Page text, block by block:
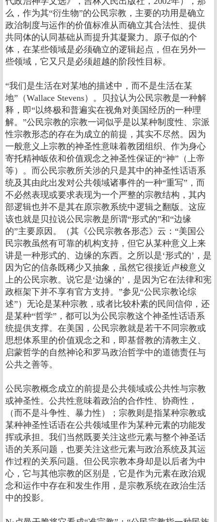
么，作为其“衍生物”的公民宗教，主要的功用是确立
政治制度与运作的价值标准从而确立其合法性、提供
共同体的认同基础从而提升其凝聚力。原子似的个
体，在某些领域是必须确立的逻辑起点，但在另外一
些领域，它又只是必须超越的阶段性目标。
“我们是生活在对某地的描述中，而不是生活在某
地”（Wallace Stevens）。贝拉认为公民宗教是一种解
释，即“以终极和普遍实在视角对美国经历的一种理
解。”公民宗教的宗教一词似乎是以某种制度性、宗派
性宗教形态的存在为成立的前提，其实不尽然。因为
一般意义上宗教的神圣性意味着教团组织、作为身心
寄托精神皈依和价值观念之神圣性保证的“神”（上帝
等）。而公民宗教所关涉的只是其中的神圣性话语系
统及其由此出发对公共领域诸事件的一种“重写”，而
不必然表现或要求表现为一个严整的宗教结构，其内
部逻辑也并不是其在原宗教系统中逻辑之翻版。这应
该也就是贝拉说公民宗教是所谓“形式的”和“边缘
的”主要原因。（其《公民宗教各形态》云：“美国公
民宗教虽然有可靠的机构支持，但它从某种意义上来
讲是一种形式的、边缘的东西。之所以是‘形式的’，是
因为它的信条既稀少又抽象，虽然它很接近卢梭意义
上的公民宗教。说它是‘边缘的’，是因为它在法律和宪
政框架下并不享有官方支持。”参见“公民宗教论综
述”）无论是某种宗教，或者比较朴素的民间信仰，还
是某种“哲学”，都可以为公民宗教这个神圣性话语系
统提供支撑。在美国，公民宗教就是若干不同宗教或
思想体系里的价值观念之和，即基督教的清教主义、
启蒙哲学的自然神论和罗马政治哲学中的道德责任与
公共之善等。
公民宗教概念成立的前提是公共领域或公共性与宗教
或神圣性。公共性意味着政治的合作性、协商性，
（而不是斗争性、暴力性）；宗教则是指某种宗教或
某种神圣性话语在公共领域里作为某种元素的功能发
挥或承担。我们当然既要关注这些元素与整个神圣话
语的关系问题，也要关注这些元素与政治系统及其运
作过程的关系问题。但公民宗教本身却是以后者为中
心，它与其他宗教的区别是，它是作为元素在政治观
念和运作中存在和发生作用，是宗教系统在政治生活
中的投影。